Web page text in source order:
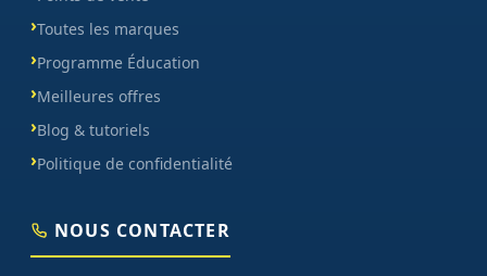
Toutes les marques
Programme Éducation
Meilleures offres
Blog & tutoriels
Politique de confidentialité
NOUS CONTACTER